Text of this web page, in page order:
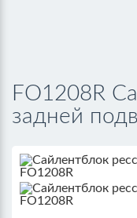
FO1208R
задней